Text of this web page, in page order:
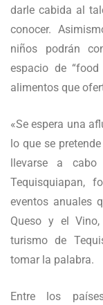
darle cabida al
conocer.
niños podrán
espacio de
alimentos que
«Se espera una
lo que se
llevarse a
Tequisquiapan,
eventos anuales
Queso y el
turismo de
tomar la palabra.
Entre los